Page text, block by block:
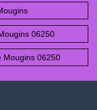
06250
Mougins 06250